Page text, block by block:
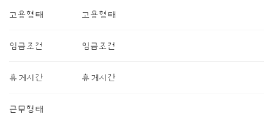
고용형태 고용형태
임금조건 임금조건
휴게시간 휴게시간
근무형태